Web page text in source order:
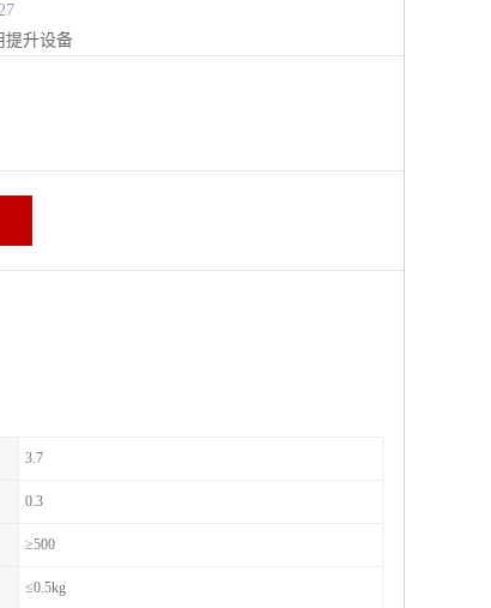
提升设备
3.7
0.3
≥500
≤0.5kg